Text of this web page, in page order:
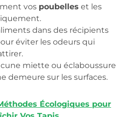
vos poubelles et les
dans des récipients
éviter les odeurs qui
miette ou éclaboussure
demeure sur les surfaces.
Écologiques pour